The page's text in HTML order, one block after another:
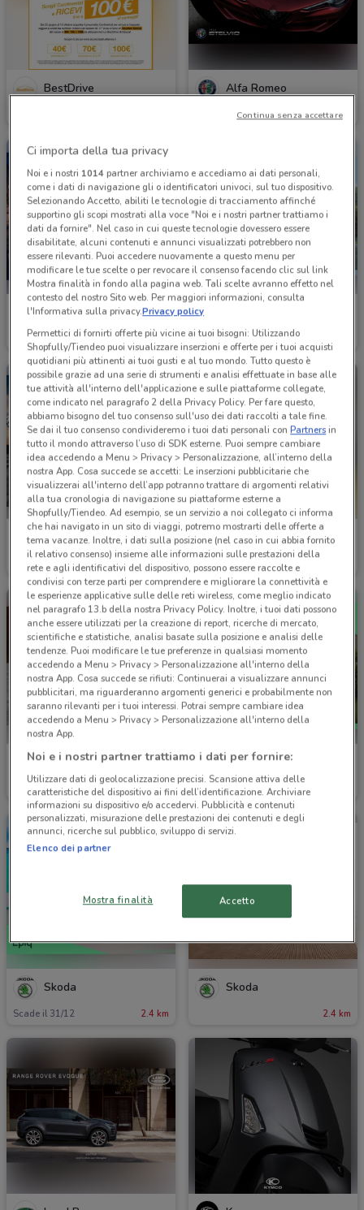
BestDrive Alfa Romeo
1.6 km
Fiat
1.7 km
Lancia
1.9 km
Volkswagen
2.4 km
Skoda
Scade il 31/12
Skoda
Scade il 31/12 2.4 km
Skoda
2.4 km
Ci importa della tua privacy
Noi e i nostri 1014partner archiviamo e accediamo ai dati personali,
come i dati di navigazione gli o identificatori univoci, sul tuo dispositivo.
Selezionando Accetto, abiliti le tecnologie di tracciamento affinché
supportino gli scopi mostrati alla voce "Noi e i nostri partner trattiamo i
dati da fornire". Nel caso in cui queste tecnologie dovessero essere
disabilitate, alcuni contenuti e annunci visualizzati potrebbero non
essere rilevanti. Puoi accedere nuovamente a questo menu per
modificare le tue scelte o per revocare il consenso facendo clic sul link
Mostra finalità in fondo alla pagina web. Tali scelte avranno effetto nel
contesto del nostro Sito web. Per maggiori informazioni, consulta
l'Informativa sulla privacy.Privacy policy
Permettici di fornirti offerte più vicine ai tuoi bisogni: Utilizzando
Shopfully/Tiendeo puoi visualizzare inserzioni e offerte per i tuoi acquisti
quotidiani più attinenti ai tuoi gusti e al tuo mondo. Tutto questo è
possibile grazie ad una serie di strumenti e analisi effettuate in base alle
tue attività all'interno dell'applicazione e sulle piattaforme collegate,
come indicato nel paragrafo 2 della Privacy Policy. Per fare questo,
abbiamo bisogno del tuo consenso sull'uso dei dati raccolti a tale fine.
Se dai il tuo consenso condivideremo i tuoi dati personali conPartnersin
tutto il mondo attraverso l’uso di SDK esterne. Puoi sempre cambiare
idea accedendo a Menu > Privacy > Personalizzazione, all’interno della
nostra App. Cosa succede se accetti: Le inserzioni pubblicitarie che
visualizzerai all'interno dell’app potranno trattare di argomenti relativi
alla tua cronologia di navigazione su piattaforme esterne a
Shopfully/Tiendeo. Ad esempio, se un servizio a noi collegato ci informa
che hai navigato in un sito di viaggi, potremo mostrarti delle offerte a
tema vacanze. Inoltre, i dati sulla posizione (nel caso in cui abbia fornito
il relativo consenso) insieme alle informazioni sulle prestazioni della
rete e agli identificativi del dispositivo, possono essere raccolte e
condivisi con terze parti per comprendere e migliorare la connettività e
le esperienze applicative sulle delle reti wireless, come meglio indicato
nel paragrafo 13.b della nostra Privacy Policy. Inoltre, i tuoi dati possono
anche essere utilizzati per la creazione di report, ricerche di mercato,
scientifiche e statistiche, analisi basate sulla posizione e analisi delle
tendenze. Puoi modificare le tue preferenze in qualsiasi momento
accedendo a Menu > Privacy > Personalizzazione all'interno della
nostra App. Cosa succede se rifiuti: Continuerai a visualizzare annunci
pubblicitari, ma riguarderanno argomenti generici e probabilmente non
saranno rilevanti per i tuoi interessi. Potrai sempre cambiare idea
accedendo a Menu > Privacy > Personalizzazione all'interno della
nostra App.
Noi e i nostri partner trattiamo i dati per fornire:
Utilizzare dati di geolocalizzazione precisi. Scansione attiva delle
caratteristiche del dispositivo ai fini dell’identificazione. Archiviare
informazioni su dispositivo e/o accedervi. Pubblicità e contenuti
personalizzati, misurazione delle prestazioni dei contenuti e degli
annunci, ricerche sul pubblico, sviluppo di servizi.
Elenco dei partner
Mostra finalità Accetto
Continua senza accettare